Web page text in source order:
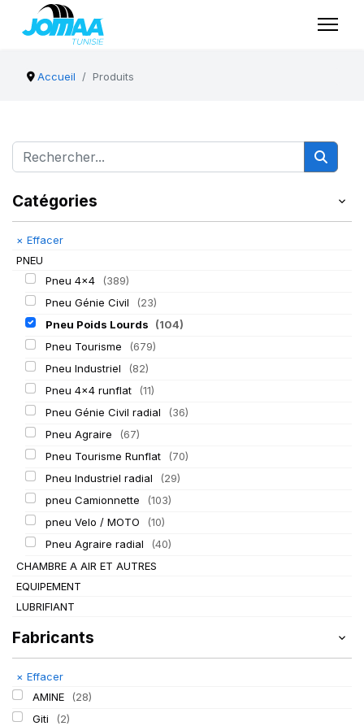
Accueil Produits
Catégories
× Effacer
PNEU
Pneu 4x4
(389)
Pneu Génie Civil
(23)
Pneu Poids Lourds
(104)
Pneu Tourisme
(679)
Pneu Industriel
(82)
Pneu 4x4 runflat
(11)
Pneu Génie Civil radial
(36)
Pneu Agraire
(67)
Pneu Tourisme Runflat
(70)
Pneu Industriel radial
(29)
pneu Camionnette
(103)
pneu Velo / MOTO
(10)
Pneu Agraire radial
(40)
CHAMBRE A AIR ET AUTRES
EQUIPEMENT
LUBRIFIANT
Fabricants
× Effacer
AMINE
(28)
Giti
(2)